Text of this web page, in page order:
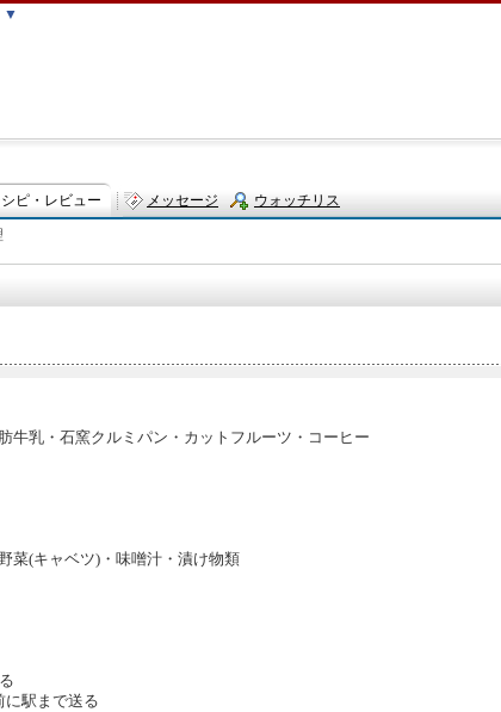
▼
ピ・レビュー メッセージ ウォッチリス
牛乳・石窯クルミパン・カットフルーツ・コーヒー
菜(キャベツ)・味噌汁・漬け物類
駅まで送る